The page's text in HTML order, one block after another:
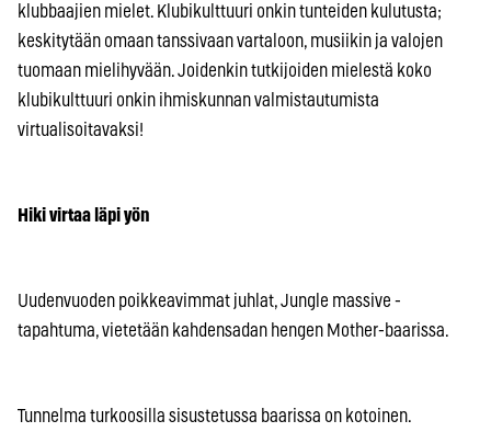
klubbaajien mielet. Klubikulttuuri onkin tunteiden kulutusta;
keskitytään omaan tanssivaan vartaloon, musiikin ja valojen
tuomaan mielihyvään. Joidenkin tutkijoiden mielestä koko
klubikulttuuri onkin ihmiskunnan valmistautumista
virtualisoitavaksi!
Hiki virtaa läpi yön
Uudenvuoden poikkeavimmat juhlat, Jungle massive -
tapahtuma, vietetään kahdensadan hengen Mother-baarissa.
Tunnelma turkoosilla sisustetussa baarissa on kotoinen.